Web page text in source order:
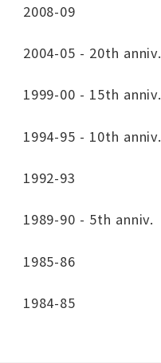
2008-09
2004-05 - 20th anniv.
1999-00 - 15th anniv.
1994-95 - 10th anniv.
1992-93
1989-90 - 5th anniv.
1985-86
1984-85